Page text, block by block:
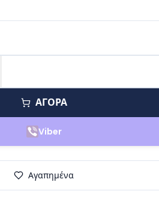
ΑΓΟΡΑ
Viber
Αγαπημένα